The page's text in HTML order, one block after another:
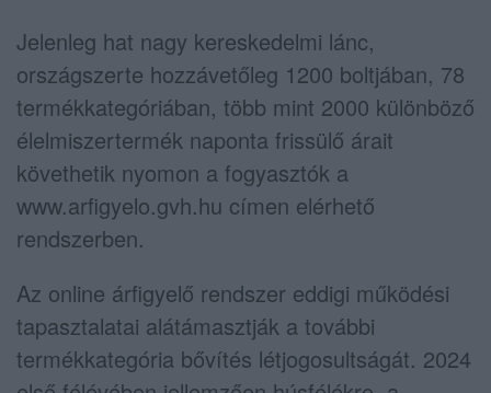
Jelenleg hat nagy kereskedelmi lánc,
országszerte hozzávetőleg 1200 boltjában, 78
termékkategóriában, több mint 2000 különböző
élelmiszertermék naponta frissülő árait
követhetik nyomon a fogyasztók a
www.arfigyelo.gvh.hu címen elérhető
rendszerben.
Az online árfigyelő rendszer eddigi működési
tapasztalatai alátámasztják a további
termékkategória bővítés létjogosultságát. 2024